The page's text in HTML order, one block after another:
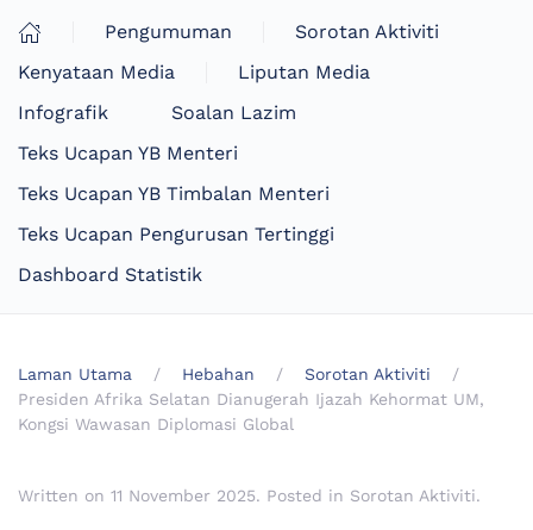
Pengumuman
Sorotan Aktiviti
Kenyataan Media
Liputan Media
Infografik
Soalan Lazim
Teks Ucapan YB Menteri
Teks Ucapan YB Timbalan Menteri
Teks Ucapan Pengurusan Tertinggi
Dashboard Statistik
Laman Utama Hebahan
Sorotan Aktiviti
Presiden Afrika Selatan Dianugerah Ijazah Kehormat UM,
Kongsi Wawasan Diplomasi Global
Written on 11 November 2025. Posted in Sorotan Aktiviti.